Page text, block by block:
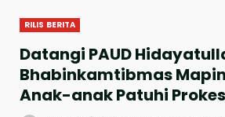
RILIS BERITA
Datangi PAUD
Bhabinkamtibmas
Anak-anak Patuhi Prokes